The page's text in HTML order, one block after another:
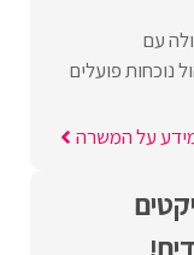
עם
נוכחות פועלים
על המשרה